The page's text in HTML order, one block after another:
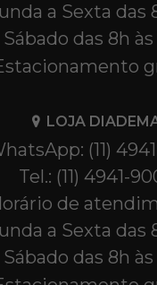
a Sexta das
Sábado das 8h às
LOJA
(11)
Tel.: (11) 4941-
de
a Sexta das
Sábado das 8h às